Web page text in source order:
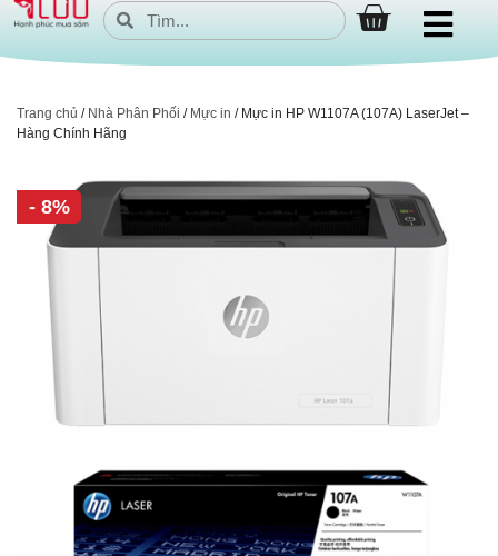
Trang chủ / Nhà Phân Phối / Mực in / Mực in HP W1107A (107A) LaserJet –
Hàng Chính Hãng
- 8%